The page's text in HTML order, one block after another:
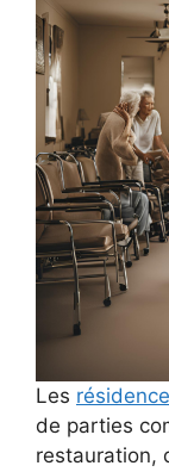
Les
de parties
restauration,